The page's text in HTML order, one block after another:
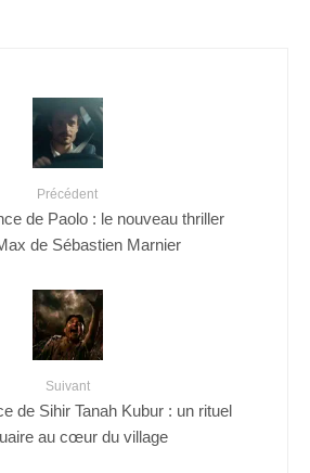
Précédent
de Paolo : le nouveau thriller
de Sébastien Marnier
Suivant
de Sihir Tanah Kubur : un rituel
au cœur du village